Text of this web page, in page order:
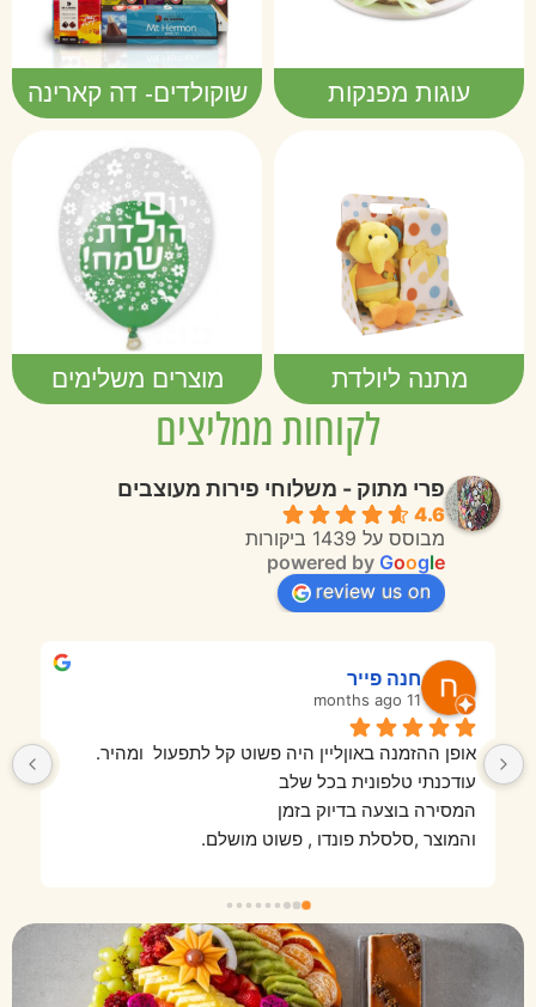
עוגות מפנקות שוקולדים- דה קארינה
מתנה ליולדת מוצרים משלימים
לקוחות ממליצים
פרי מתוק - משלוחי פירות מעוצבים
4.6
מבוסס על 1439 ביקורות
powered byGoo
review us on
חנה פייר
11 months ago
אופן ההזמנה באוןליין היה פשוט קל לתפעול  ומהיר.
עודכנתי טלפונית בכל שלב
המסירה בוצעה בדיוק בזמן
והמוצר ,סלסלת פונדו , פשוט מושלם.